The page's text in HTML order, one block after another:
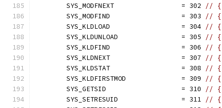
	SYS_MODFNEXT                 = 302
// {
	SYS_MODFIND                  = 303
// {
	SYS_KLDLOAD                  = 304
// {
	SYS_KLDUNLOAD                = 305
// {
	SYS_KLDFIND                  = 306
// {
	SYS_KLDNEXT                  = 307
// {
	SYS_KLDSTAT                  = 308
// {
	SYS_KLDFIRSTMOD              = 309
// {
	SYS_GETSID                   = 310
// {
	SYS_SETRESUID                = 311
// {